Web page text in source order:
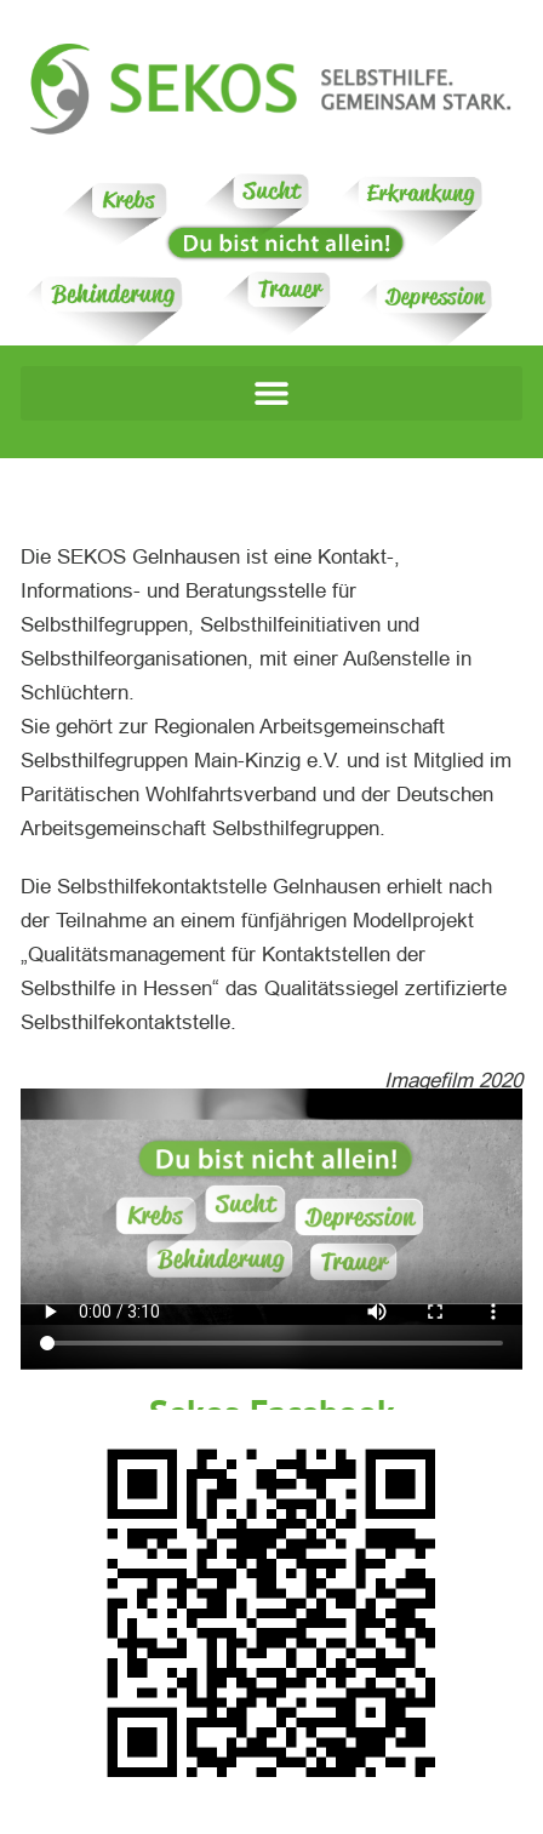
Die SEKOS Gelnhausen ist eine Kontakt-,
Informations- und Beratungsstelle für
Selbsthilfegruppen, Selbsthilfeinitiativen und
Selbsthilfeorganisationen, mit einer Außenstelle in
Schlüchtern.
Sie gehört zur Regionalen Arbeitsgemeinschaft
Selbsthilfegruppen Main-Kinzig e.V. und ist Mitglied im
Paritätischen Wohlfahrtsverband und der Deutschen
Arbeitsgemeinschaft Selbsthilfegruppen.
Die Selbsthilfekontaktstelle Gelnhausen erhielt nach
der Teilnahme an einem fünfjährigen Modellprojekt
„Qualitätsmanagement für Kontaktstellen der
Selbsthilfe in Hessen“ das Qualitätssiegel zertifizierte
Selbsthilfekontaktstelle.
Imagefilm 2020
Sekos Facebook